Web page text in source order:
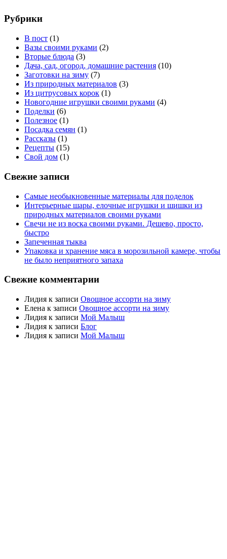
Рубрики
В пост (1)
Вазы своими руками (2)
Вторые блюда (3)
Дача, сад, огород, домашние растения (10)
Заготовки на зиму (7)
Из природных материалов (3)
Из цитрусовых корок (1)
Новогодние игрушки своими руками (4)
Поделки (6)
Полезное (1)
Посадка семян (1)
Рассказы (1)
Рецепты (15)
Свой дом (1)
Свежие записи
Самые необыкновенные материалы для поделок
Интерьерные шары, елочные игрушки и шишки из
природных материалов своими руками
Свечи не из воска своими руками. Дешево, просто,
быстро
Запеченная тыква
Упаковка и хранение мяса в морозильной камере, чтобы
не было неприятного запаха
Свежие комментарии
Лидия к записи Овощное ассорти на зиму
Елена к записи Овощное ассорти на зиму
Лидия к записи Мой Малыш
Лидия к записи Блог
Лидия к записи Мой Малыш